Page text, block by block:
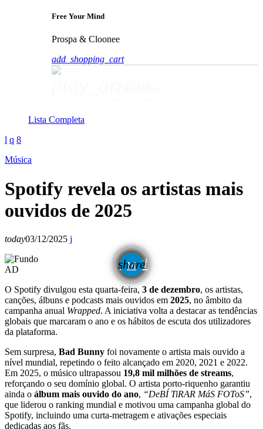
Free Your Mind
Prospa & Cloonee
add_shopping_cart
Lista Completa
Música
Spotify revela os artistas mais
ouvidos de 2025
today03/12/2025
share
email
AD
O Spotify divulgou esta quarta-feira, 3 de dezembro, os artistas,
canções, álbuns e podcasts mais ouvidos em 2025, no âmbito da
campanha anual Wrapped. A iniciativa volta a destacar as tendências
globais que marcaram o ano e os hábitos de escuta dos utilizadores
da plataforma.
Sem surpresa, Bad Bunny foi novamente o artista mais ouvido a
nível mundial, repetindo o feito alcançado em 2020, 2021 e 2022.
Em 2025, o músico ultrapassou 19,8 mil milhões de streams,
reforçando o seu domínio global. O artista porto-riquenho garantiu
ainda o álbum mais ouvido do ano, “DeBÍ TiRAR MáS FOToS”,
que liderou o ranking mundial e motivou uma campanha global do
Spotify, incluindo uma curta-metragem e ativações especiais
dedicadas aos fãs.